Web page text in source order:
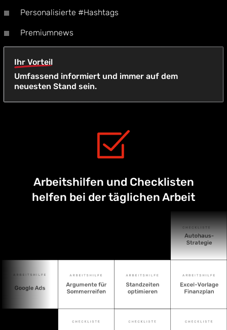
Personalisierte #Hashtags
Premiumnews
Ihr Vorteil
Umfassend informiert und immer auf dem
neuesten Stand sein.
Arbeitshilfen und Checklisten
helfen bei der täglichen Arbeit